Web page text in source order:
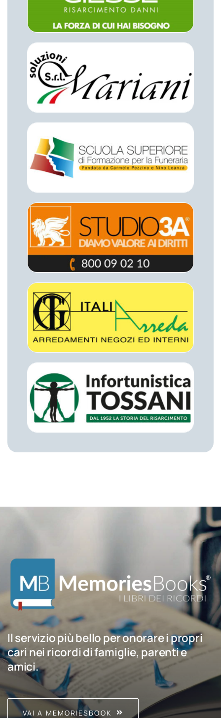
Il servizio più bello per onorare i propri
cari nei ricordi di famiglie, parenti e
amici.
VAI A MEMORIESBOOK